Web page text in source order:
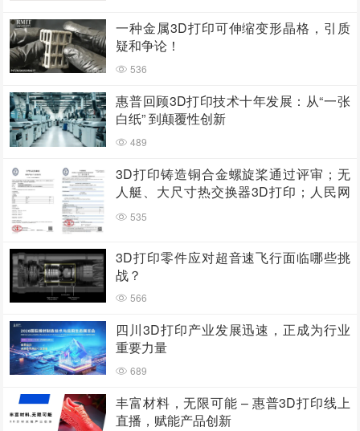
一种金属3D打印可伸缩变形晶格，引质
疑和争论！
536
惠普回顾3D打印技术十年发展：从“一张
白纸” 到颠覆性创新
489
3D打印铸造铜合金螺旋桨通过评审；无
人艇、大尺寸热交换器3D打印；人民网
报道两家3D打印企业
535
3D打印零件应对超音速飞行面临哪些挑
战？
566
四川3D打印产业发展迅速，正成为行业
重要力量
689
丰富材料，无限可能 – 惠普3D打印线上
直播，赋能产品创新